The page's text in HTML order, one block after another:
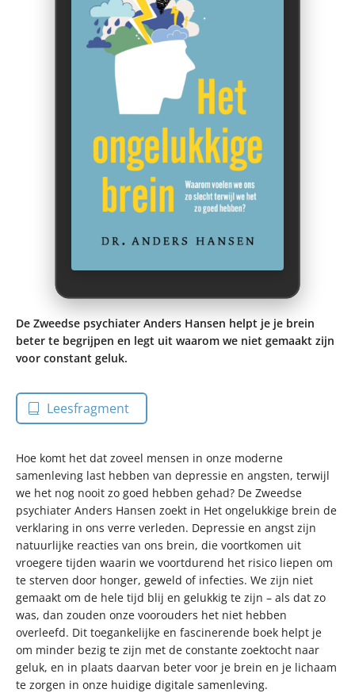
De Zweedse psychiater Anders Hansen helpt je je brein
beter te begrijpen en legt uit waarom we niet gemaakt zijn
voor constant geluk.
Leesfragment
Hoe komt het dat zoveel mensen in onze moderne
samenleving last hebben van depressie en angsten, terwijl
we het nog nooit zo goed hebben gehad? De Zweedse
psychiater Anders Hansen zoekt in Het ongelukkige brein de
verklaring in ons verre verleden. Depressie en angst zijn
natuurlijke reacties van ons brein, die voortkomen uit
vroegere tijden waarin we voortdurend het risico liepen om
te sterven door honger, geweld of infecties. We zijn niet
gemaakt om de hele tijd blij en gelukkig te zijn – als dat zo
was, dan zouden onze voorouders het niet hebben
overleefd. Dit toegankelijke en fascinerende boek helpt je
om minder bezig te zijn met de constante zoektocht naar
geluk, en in plaats daarvan beter voor je brein en je lichaam
te zorgen in onze huidige digitale samenleving.